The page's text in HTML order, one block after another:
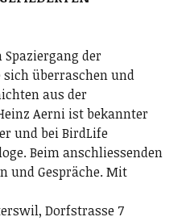
der
sich überraschen und
aus der
Aerni ist bekannter
und bei BirdLife
Beim anschliessenden
und Gespräche. Mit
Dorfstrasse 7